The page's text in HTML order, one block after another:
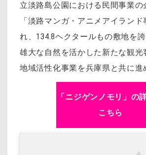
立淡路島公園における民間事業の
「淡路マンガ・アニメアイラン
れ、134.8ヘクタールもの敷地を
雄大な自然を活かした新たな観光
地域活性化事業を兵庫県と共に進
「ニジゲンノモリ」の
こちら